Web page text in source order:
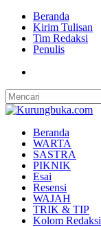
Beranda
Kirim Tulisan
Tim Redaksi
Penulis
Beranda
WARTA
SASTRA
PIKNIK
Esai
Resensi
WAJAH
TRIK & TIP
Kolom Redaksi